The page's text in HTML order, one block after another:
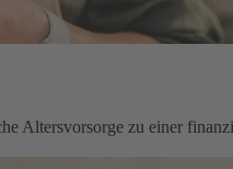
Altersvorsorge zu einer